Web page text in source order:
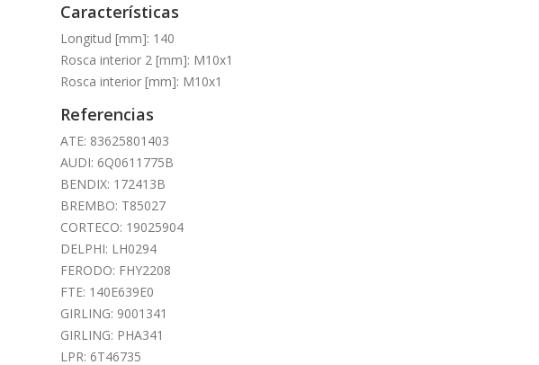
Características
Longitud [mm]: 140
Rosca interior 2 [mm]: M10x1
Rosca interior [mm]: M10x1
Referencias
ATE: 83625801403
AUDI: 6Q0611775B
BENDIX: 172413B
BREMBO: T85027
CORTECO: 19025904
DELPHI: LH0294
FERODO: FHY2208
FTE: 140E639E0
GIRLING: 9001341
GIRLING: PHA341
LPR: 6T46735